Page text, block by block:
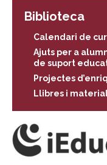
Biblioteca
Calendari de
Ajuts per a
de suport
Projectes
Llibres i